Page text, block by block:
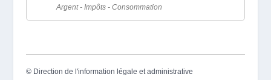
Argent - Impôts - Consommation
© Direction de l'information légale et administrative